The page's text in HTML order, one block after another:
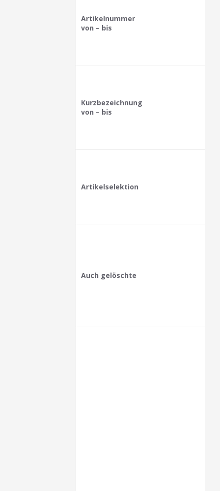
Artikelnummer
von – bis
Kurzbezeichnung
von – bis
Artikelselektion
Auch gelöschte